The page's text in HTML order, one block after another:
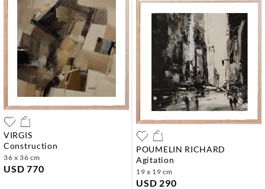
VIRGIS
construction
36 x 36 cm
USD 770
POUMELIN RICHARD
agitation
19 x 19 cm
USD 290